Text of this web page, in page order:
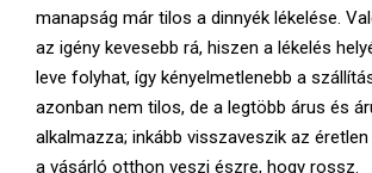
manapság már tilos a dinnyék lékelése.
az igény kevesebb rá, hiszen a lékelés
leve folyhat, így kényelmetlenebb a
azonban nem tilos, de a legtöbb árus és
alkalmazza; inkább visszaveszik az
a vásárló otthon veszi észre, hogy rossz.